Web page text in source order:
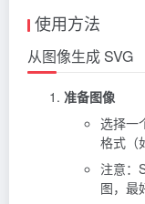
使用方法
从图像生成 SVG
准备图像
选择一
格式（
注意：
图，最